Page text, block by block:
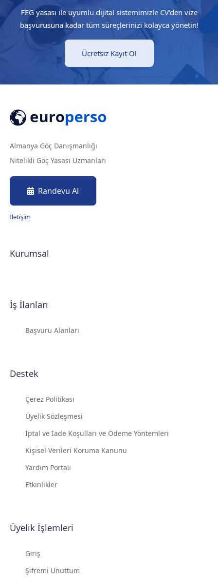
FEG yasası ile uyumlu dijital sistemimizle CV'den vize
başvurusuna kadar tüm süreçlerinizi kolayca yönetin!
Ücretsiz Kayıt Ol
Almanya Göç Danışmanlığı
Nitelikli Göç Yasası Uzmanları
Randevu Al
İletişim
Kurumsal
İş İlanları
Başvuru Alanları
Destek
Çerez Politikası
Üyelik Sözleşmesi
İptal ve İade Koşulları ve Ödeme Yöntemleri
Kişisel Verileri Koruma Kanunu
Yardım Portalı
Etkinlikler
Üyelik İşlemleri
Giriş
Şifremi Unuttum